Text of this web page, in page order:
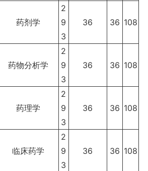
药剂学
2
9
3
36 36 108
药物分析学
2
9
3
36 36 108
药理学
2
9
3
36 36 108
临床药学
2
9
3
36 36 108